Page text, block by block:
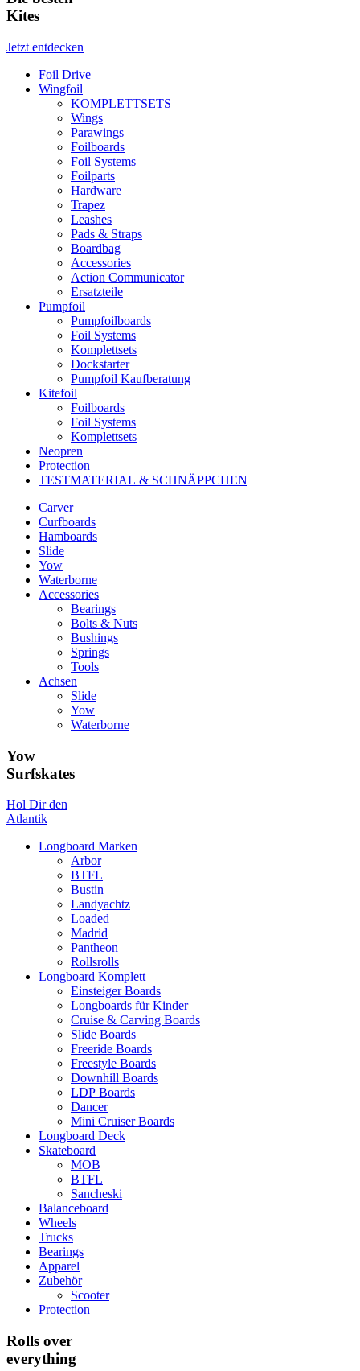
Kites
Jetzt entdecken
Foil Drive
Wingfoil
KOMPLETTSETS
Wings
Parawings
Foilboards
Foil Systems
Foilparts
Hardware
Trapez
Leashes
Pads & Straps
Boardbag
Accessories
Action Communicator
Ersatzteile
Pumpfoil
Pumpfoilboards
Foil Systems
Komplettsets
Dockstarter
Pumpfoil Kaufberatung
Kitefoil
Foilboards
Foil Systems
Komplettsets
Neopren
Protection
TESTMATERIAL & SCHNÄPPCHEN
Carver
Curfboards
Hamboards
Slide
Yow
Waterborne
Accessories
Bearings
Bolts & Nuts
Bushings
Springs
Tools
Achsen
Slide
Yow
Waterborne
Yow
Surfskates
Hol Dir den
Atlantik
Longboard Marken
Arbor
BTFL
Bustin
Landyachtz
Loaded
Madrid
Pantheon
Rollsrolls
Longboard Komplett
Einsteiger Boards
Longboards für Kinder
Cruise & Carving Boards
Slide Boards
Freeride Boards
Freestyle Boards
Downhill Boards
LDP Boards
Dancer
Mini Cruiser Boards
Longboard Deck
Skateboard
MOB
BTFL
Sancheski
Balanceboard
Wheels
Trucks
Bearings
Apparel
Zubehör
Scooter
Protection
Rolls over
everything